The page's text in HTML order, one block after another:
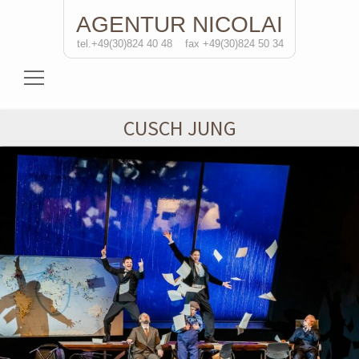
AGENTUR NICOLAI
tel.+49(30)824 40 48 fax +49(30)824 50 34
Schauspielerinnen
Schauspieler
Regisseure
Soloprojekte
Kontakt
CUSCH JUNG